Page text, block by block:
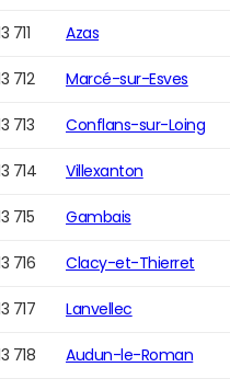
13 711 Azas
13 712 Marcé-sur-Esves
13 713 Conflans-sur-Loing
13 714 Villexanton
13 715 Gambais
13 716 Clacy-et-Thierret
13 717 Lanvellec
13 718 Audun-le-Roman